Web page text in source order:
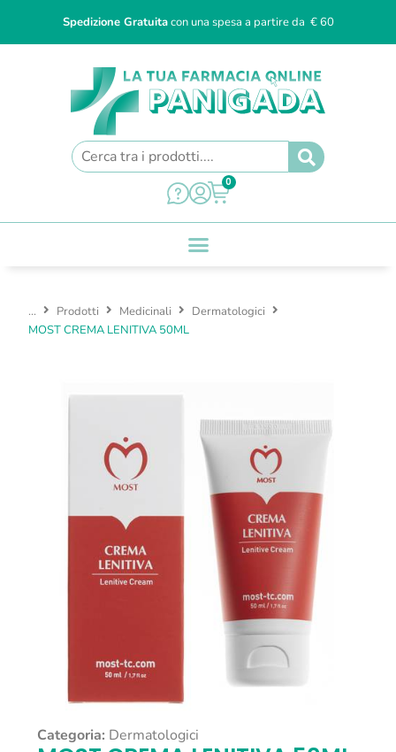
Spedizione Gratuitacon una spesa a partire da € 60
0
... Prodotti Medicinali
Dermatologici
MOST CREMA LENITIVA 50ML
Categoria: Dermatologici